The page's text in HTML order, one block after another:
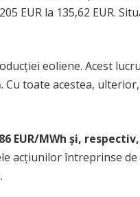
EUR la 135,62 EUR.
eoliene. Acest
toate acestea,
MWh și, respectiv,
acțiunilor întreprinse